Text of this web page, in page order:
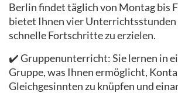
Berlin findet täglich von Montag bis
bietet Ihnen vier Unterrichtsstunden
schnelle Fortschritte zu erzielen.
✔️ Gruppenunterricht: Sie lernen in
Gruppe, was Ihnen ermöglicht,
Gleichgesinnten zu knüpfen und